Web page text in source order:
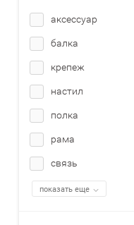
аксессуар
балка
крепеж
настил
полка
рама
связь
показать еще